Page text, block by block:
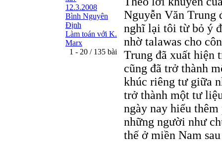
12.3.2008
Bình Nguyên
Định
Làm toán với K.
Marx
1 - 20 / 135 bài
Nguyễn Văn Trung
nghĩ lại tôi từ bỏ ý
nhờ talawas cho
Trung đã xuất hiện
cũng đã trở thành
khúc riêng tư giữa
trở thành một tư
ngày nay hiểu
những người như
thế ở miền Nam